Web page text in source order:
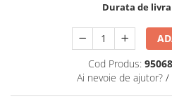
Durata de
Cod Produs:
Ai nevoie de ajutor? /